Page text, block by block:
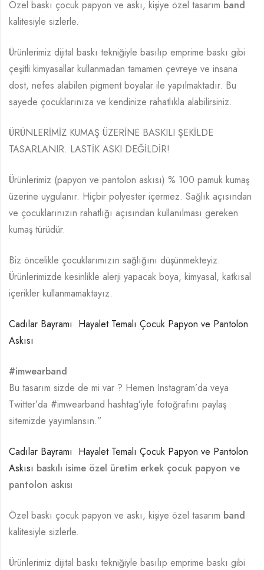
Özel baskı çocuk papyon ve askı, kişiye özel tasarım band
kalitesiyle sizlerle.
Ürünlerimiz dijital baskı tekniğiyle basılıp emprime baskı gibi
çeşitli kimyasallar kullanmadan tamamen çevreye ve insana
dost, nefes alabilen pigment boyalar ile yapılmaktadır. Bu
sayede çocuklarınıza ve kendinize rahatlıkla alabilirsiniz.
ÜRÜNLERİMİZ KUMAŞ ÜZERİNE BASKILI ŞEKİLDE
TASARLANIR. LASTİK ASKI DEĞİLDİR!
Ürünlerimiz (papyon ve pantolon askısı) % 100 pamuk kumaş
üzerine uygulanır. Hiçbir polyester içermez. Sağlık açısından
ve çocuklarınızın rahatlığı açısından kullanılması gereken
kumaş türüdür.
Biz öncelikle çocuklarımızın sağlığını düşünmekteyiz.
Ürünlerimizde kesinlikle alerji yapacak boya, kimyasal, katkısal
içerikler kullanmamaktayız.
Cadılar Bayramı Hayalet Temalı Çocuk Papyon ve Pantolon
Askısı
#imwearband
Bu tasarım sizde de mi var ? Hemen Instagram’da veya
Twitter’da #imwearband hashtag’iyle fotoğrafını paylaş
sitemizde yayımlansın.”
Cadılar Bayramı Hayalet Temalı Çocuk Papyon ve Pantolon
Askısı baskılı isime özel üretim erkek çocuk papyon ve
pantolon askısı
Özel baskı çocuk papyon ve askı, kişiye özel tasarım band
kalitesiyle sizlerle.
Ürünlerimiz dijital baskı tekniğiyle basılıp emprime baskı gibi